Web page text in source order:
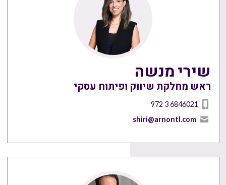
שירי מנשה
ראש מחלקת שיווק ופיתוח עסקי
972 3 6846021
shiri@arnontl.com